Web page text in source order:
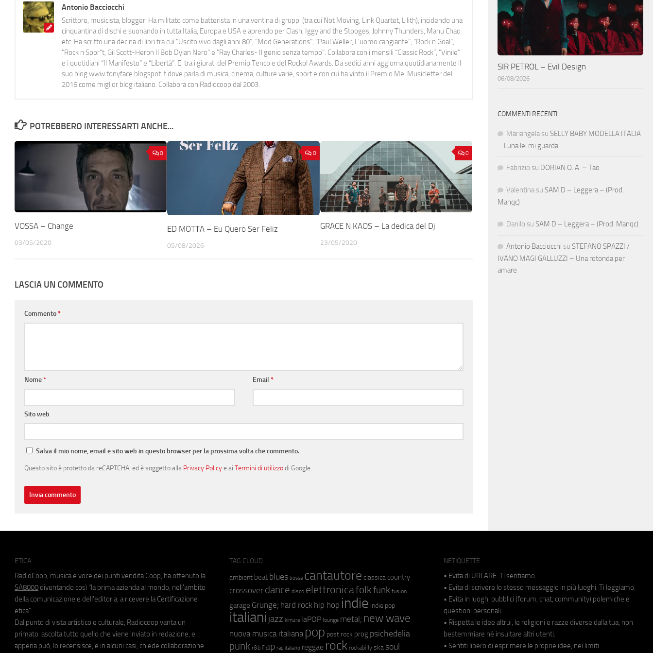
Antonio Bacciocchi
Scrittore, musicista, blogger. Ha militato come batterista in una ventina di gruppi (tra cui Not Moving, Link Quartet, Lilith), incidendo una
cinquantina di dischi e suonando in tutta Italia, Europa e USA e aprendo per Clash, Iggy and the Stooges, Johnny Thunders, Manu Chao
etc. Ha scritto una decina di libri tra cui "Uscito vivo dagli anni 80", "Mod Generations", "Paul Weller, L’uomo cangiante", "Rock n Goal",
"Rock n Spor"t, Gil Scott-Heron Il Bob Dylan Nero" e "Ray Charles- Il genio senza tempo". Collabora con i mensili “Classic Rock”, "Vinile"
e i quotidiani “Il Manifesto” e “Libertà”. E' tra i giurati del Premio Tenco e del Rockol Awards. Da sedici anni aggiorna quotidianamente il
suo blog www.tonyface.blogspot.it dove parla di musica, cinema, culture varie, sport e con cui ha vinto il Premio Mei Musicletter del
2016 come miglior blog italiano. Collabora con Radiocoop dal 2003.
POTREBBERO INTERESSARTI ANCHE...
0
VOSSA – Change
03/05/2020
0
ED MOTTA – Eu Quero Ser Feliz
05/08/2026
0
GRACE N KAOS – La dedica del Dj
23/05/2020
LASCIA UN COMMENTO
Commento*
Nome* Email*
Sito web
Salva il mio nome, email e sito web in questo browser per la prossima volta che commento.
Questo sito è protetto da reCAPTCHA, ed è soggetto alla Privacy Policye ai Termini di utilizzodi Google.
SIR PETROL – Evil Design
06/08/2026
COMMENTI RECENTI
Mariangela su SELLY BABY MODELLA ITALIA
– Luna lei mi guarda
Fabrizio su DORIAN O. A. – Tao
Valentina su SAM D – Leggera – (Prod.
Manqc)
Danilo su SAM D – Leggera – (Prod. Manqc)
Antonio Bacciocchi su STEFANO SPAZZI /
IVANO MAGI GALLUZZI – Una rotonda per
amare
ETICA
RadioCoop, musica e voce dei punti vendita Coop, ha ottenuto la
SA8000 diventando così "la prima azienda al mondo, nell'ambito
della comunicazione e dell'editoria, a ricevere la Certificazione
etica".
Dal punto di vista artistico e culturale, Radiocoop vanta un
primato: ascolta tutto quello che viene inviato in redazione, e
appena può, lo recensisce, e in alcuni casi, chiede collaborazione
TAG CLOUD
ambient beat blues bossa cantautore classica country
crossover dance disco elettronicafolkfunk fusion
garage Grunge; hard rock hip hop indie indie pop
italiani jazz kimura laPOP lounge metal; new wave
nuova musica italiana pop post rock prog psichedelia
punk r&b rap rap italiano reggae rock rockabilly ska soul
NETIQUETTE
• Evita di URLARE. Ti sentiamo.
• Evita di scrivere lo stesso messaggio in più luoghi. Ti leggiamo.
• Evita in luoghi pubblici (forum, chat, community) polemiche e
questioni personali.
• Rispetta le idee altrui, le religioni e razze diverse dalla tua, non
bestemmiare né insultare altri utenti.
• Sentiti libero di esprimere le proprie idee, nei limiti